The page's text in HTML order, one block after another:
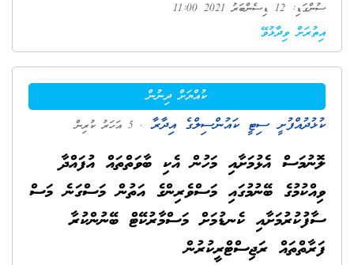
ސުންގަޑި: 12 ޑިސެންބަރު 2021 11:00
އިތުރަށް ވިދާޅުވޭ
ކުއްޔަށް ދިނުން
ކުޅުދުއްފުށީ ސިޓީ ކައުންސިލްގެ އިދާރާ . 5 އަހަރު ކުރިން
ލޮނުމަސް އެޅުމަށާއި މަހުން އެކި ބާވަތްތައް އުފައްދާ
ވިއްކުމުގެ ބޭނުމުގައި މަސްވެރިންގެ އަތުން މަސްގަނެ މަސް
ސާފުކުރުމަށާއި ކެނޑުމަށް މަސްމާރުކޭޓް ބޭނުންކުރާ
ފަރާތްތައް ރަޖިސްޓްރީކުރުން